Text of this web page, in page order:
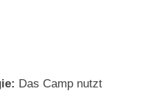
Das Camp nutzt